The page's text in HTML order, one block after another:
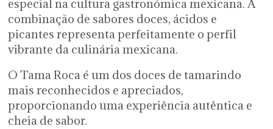
especial na cultura gastronómica mexicana. A
combinação de sabores doces, ácidos e
picantes representa perfeitamente o perfil
vibrante da culinária mexicana.
O Tama Roca é um dos doces de tamarindo
mais reconhecidos e apreciados,
proporcionando uma experiência autêntica e
cheia de sabor.